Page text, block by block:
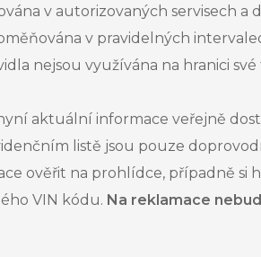
v autorizovaných servisech a
v pravidelných
nejsou využívána na hranici své
aktuální informace veřejně
listě jsou pouze
ověřit na prohlídce, případně si
VIN kódu. Na reklamace